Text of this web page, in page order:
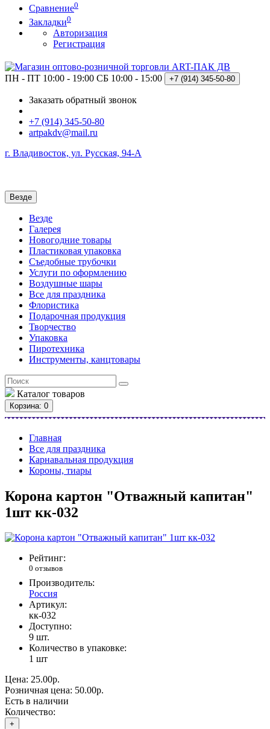
Сравнение0
Закладки0
Авторизация
Регистрация
ПН - ПТ 10:00 - 19:00 СБ 10:00 - 15:00 +7 (914) 345-50-80
Заказать обратный звонок
+7 (914) 345-50-80
artpakdv@mail.ru
г. Владивосток, ул. Русская, 94-А
Везде
Везде
Галерея
Новогодние товары
Пластиковая упаковка
Съедобные трубочки
Услуги по оформлению
Воздушные шары
Все для праздника
Флористика
Подарочная продукция
Творчество
Упаковка
Пиротехника
Инструменты, канцтовары
Каталог товаров
Корзина: 0
Главная
Все для праздника
Карнавальная продукция
Короны, тиары
Корона картон "Отважный капитан"
1шт кк-032
Рейтинг:
0 отзывов
Производитель:
Россия
Артикул:
кк-032
Доступно:
9 шт.
Количество в упаковке:
1 шт
Цена: 25.00р.
Розничная цена: 50.00р.
Есть в наличии
Количество:
+